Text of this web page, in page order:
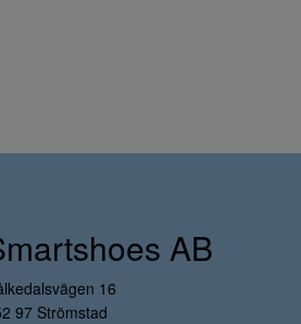
AB
16
97 Strömstad